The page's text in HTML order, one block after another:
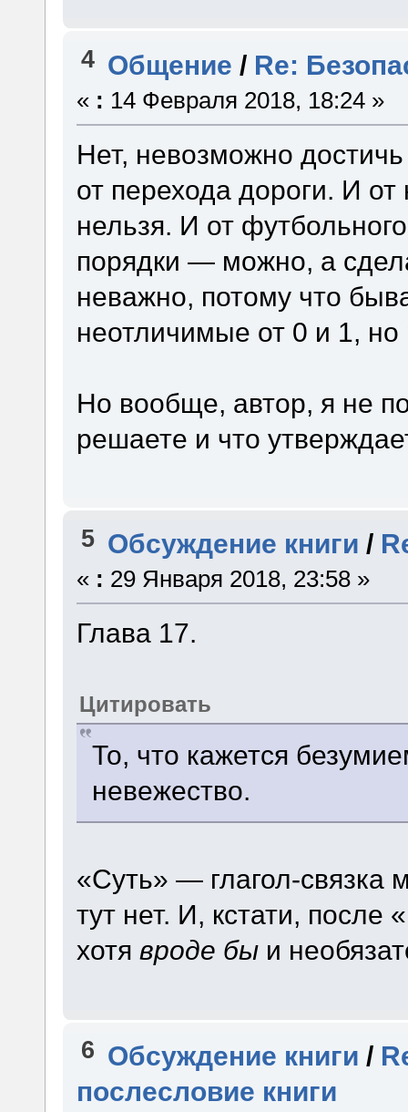
4 Общение / Re:
« : 14 Февраля 2018, 18:24 »
Нет, невозможно
от перехода дороги. И
нельзя. И от
порядки — можно, а
неважно, потому что
неотличимые от 0 и 1,
Но вообще, автор, я не
решаете и что
5 Обсуждение книги /
« : 29 Января 2018, 23:58 »
Глава 17.
Цитировать
То, что кажется
невежество.
«Суть» — глагол-связка
тут нет. И, кстати, после
хотя вроде быи
6 Обсуждение книги /
послесловие книги